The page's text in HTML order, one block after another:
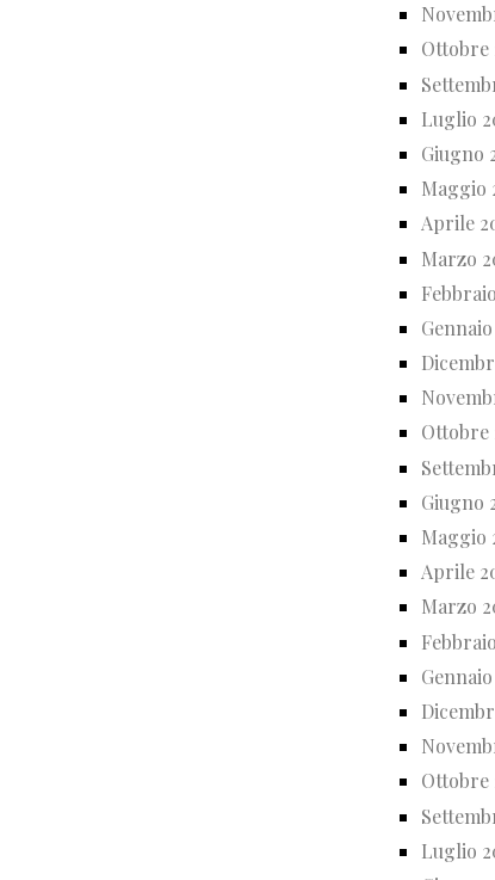
Ottobre
Luglio
Giugno
Maggio
Aprile
Marzo
Ottobre
Giugno
Maggio
Aprile
Marzo
Gennaio
Ottobre
Luglio